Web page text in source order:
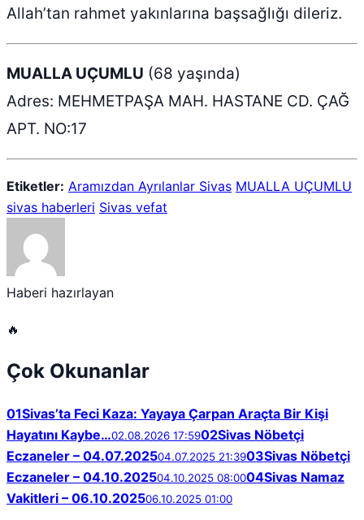
Allah’tan rahmet yakınlarına başsağlığı dileriz.
MUALLA UÇUMLU (68 yaşında)
Adres: MEHMETPAŞA MAH. HASTANE CD. ÇAĞ
APT. NO:17
Etiketler: Aramızdan Ayrılanlar Sivas MUALLA UÇUMLU
sivas haberleri Sivas vefat
Haberi hazırlayan
🔥
Çok Okunanlar
01Sivas’ta Feci Kaza: Yayaya Çarpan Araçta Bir Kişi
Hayatını Kaybe…02.08.2026 17:5902Sivas Nöbetçi
Eczaneler – 04.07.202504.07.2025 21:3903Sivas Nöbetçi
Eczaneler – 04.10.202504.10.2025 08:0004Sivas Namaz
Vakitleri – 06.10.202506.10.2025 01:00